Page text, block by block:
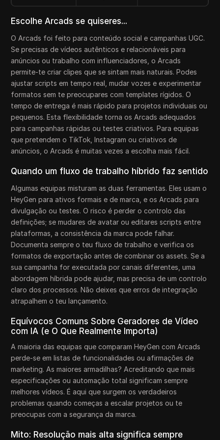
Escolhe Arcads se quiseres...
O Arcads foi feito para conteúdo social e campanhas UGC.
Se precisas de vídeos autênticos e relacionáveis para
anúncios ou trabalho com influenciadores, o Arcads
permite-te criar clipes que se sintam mais naturais. Podes
ajustar scripts em tempo real, mudar vozes e experimentar
formatos sem te preocupares com templates rígidos. O
tempo de entrega é mais rápido para projetos individuais ou
pequenos. Esta flexibilidade torna os Arcads adequados
para campanhas rápidas ou testes criativos. Para equipas
que pretendem o TikTok, Instagram ou criativos de
anúncios, o Arcads é muitas vezes a escolha mais fácil.
Quando um fluxo de trabalho híbrido faz sentido
Algumas equipas misturam as duas ferramentas. Eles usam o
HeyGen para ativos formais e de marca, e os Arcads para
divulgação ou testes. O risco é perder o controlo das
definições; se mudares de avatar ou editares scripts entre
plataformas, a consistência da marca pode falhar.
Documenta sempre o teu fluxo de trabalho e verifica os
formatos de exportação antes de combinar os assets. Se a
sua campanha for executada por canais diferentes, uma
abordagem híbrida pode ajudar, mas precisa de um controlo
claro dos processos. Não deixes que erros de integração
atrapalhem o teu lançamento.
Equívocos Comuns Sobre Geradores de Vídeo
com IA (e O Que Realmente Importa)
A maioria das equipas que comparam HeyGen com Arcads
perde-se em listas de funcionalidades ou afirmações de
marketing. As maiores armadilhas? Acreditando que mais
especificações ou automação total significam sempre
melhores vídeos. É aqui que surgem os verdadeiros
problemas quando começas a escalar projetos ou te
preocupas com a segurança da marca.
Mito: Resolução mais alta significa sempre